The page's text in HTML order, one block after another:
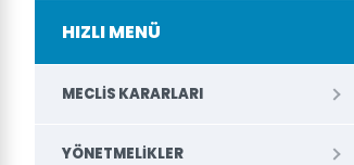
HIZLI MENÜ
MECLIS KARARLARI
YÖNETMELIKLER